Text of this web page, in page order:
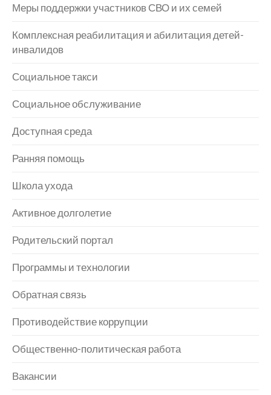
Меры поддержки участников СВО и их семей
Комплексная реабилитация и абилитация детей-
инвалидов
Социальное такси
Социальное обслуживание
Доступная среда
Ранняя помощь
Школа ухода
Активное долголетие
Родительский портал
Программы и технологии
Обратная связь
Противодействие коррупции
Общественно-политическая работа
Вакансии